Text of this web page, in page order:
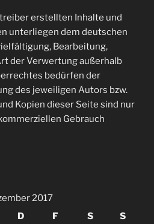
erstellten Inhalte und
unterliegen dem deutschen
Bearbeitung,
der Verwertung außerhalb
bedürfen der
des jeweiligen Autors bzw.
Kopien dieser Seite sind nur
Gebrauch
2017
D F S S